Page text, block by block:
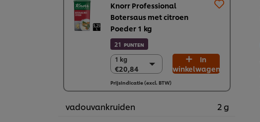
Knorr Professional
Botersaus met citroen
Poeder 1 kg​
21 PUNTEN
1 kg
€20,84
1 kg
€20,84
6 x 1 kg
€125,07
In
winkelwagen
Prijsindicatie (excl. BTW)
vadouvankruiden
2 g